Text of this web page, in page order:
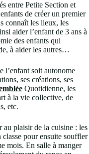
entre Petite Section et
de créer un premier
connaît les lieux, les
aider l’enfant de 3 ans à
des enfants qui
à aider les autres…
l’enfant soit autonome
ses créations, ses
Quotidienne, les
à la vie collective, de
etc.
au plaisir de la cuisine : les
classe pour ensuite souffler
mois. En salle à manger